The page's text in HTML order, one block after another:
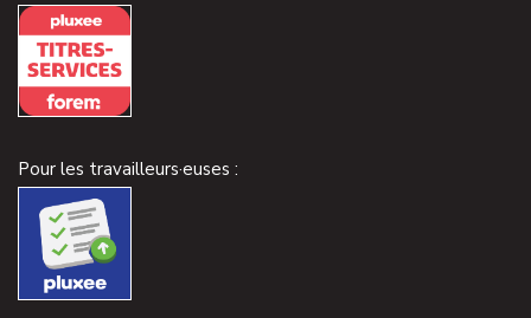
Pour les travailleurs·euses :